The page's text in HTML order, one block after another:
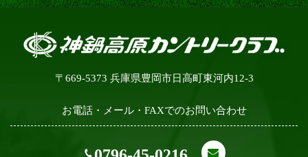
〒669-5373 兵庫県豊岡市日高町東河内12-3
お電話・メール・FAXでのお問い合わせ